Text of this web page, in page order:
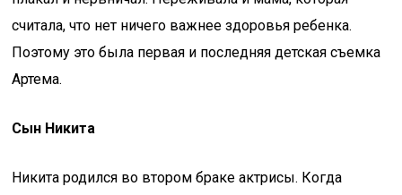
считала, что нет ничего важнее здоровья ребенка.
Поэтому это была первая и последняя детская съемка
Артема.
Сын Никита
Никита родился во втором браке актрисы. Когда